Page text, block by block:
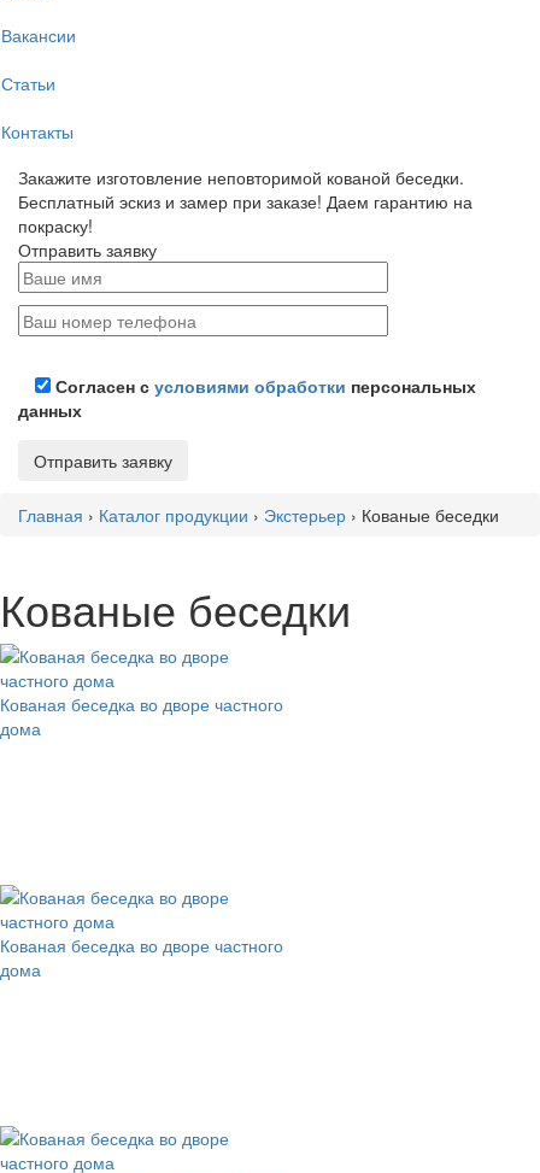
Вакансии
Статьи
Контакты
Закажите изготовление неповторимой кованой беседки.
Бесплатный эскиз и замер при заказе! Даем гарантию на
покраску!
Отправить заявку
Согласен с условиями обработки персональных
данных
Главная › Каталог продукции › Экстерьер › Кованые беседки
Кованые беседки
Кованая беседка во дворе частного
дома
Кованая беседка во дворе частного
дома